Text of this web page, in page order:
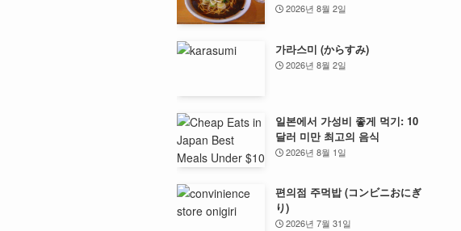
2026년 8월 2일
가라스미 (からすみ)
2026년 8월 2일
일본에서 가성비 좋게 먹기: 10
달러 미만 최고의 음식
2026년 8월 1일
편의점 주먹밥 (コンビニおにぎ
り)
2026년 7월 31일